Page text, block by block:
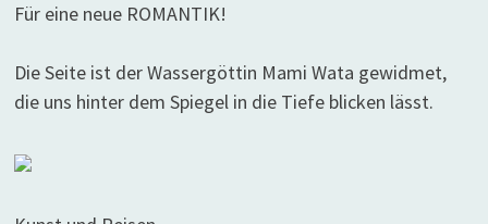
Für eine neue ROMANTIK!
Die Seite ist der Wassergöttin Mami Wata gewidmet,
die uns hinter dem Spiegel in die Tiefe blicken lässt.